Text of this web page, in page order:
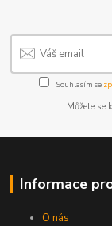
Souhlasím se
Můžete
Informace
O nás